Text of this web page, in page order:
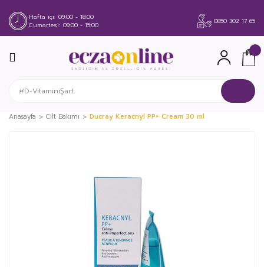
Hafta içi 09:00 - 18:00
Cumartesi 09:00 - 15:00 0850 302 17 65
Anasayfa Cilt Bakımı Ducray Keracnyl PP+ Cream 30 ml